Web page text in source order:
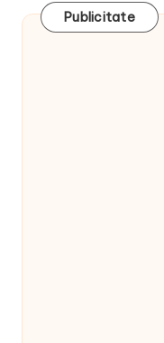
Publicitate